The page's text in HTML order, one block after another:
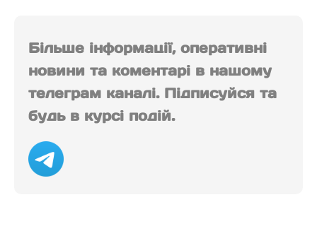
Більше інформації, оперативні
новини та коментарі в нашому
телеграм каналі. Підписуйся та
будь в курсі подій.